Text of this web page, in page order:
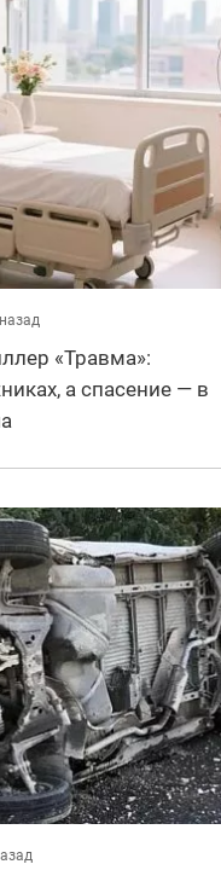
«Травма»:
а спасение — в